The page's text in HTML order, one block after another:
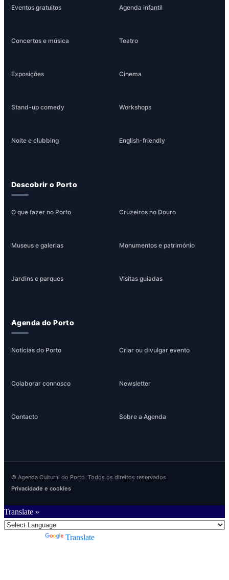
Eventos gratuitos Agenda infantil
Concertos e música Teatro
Exposições Cinema
Stand-up comedy Workshops
Noite e clubbing English-friendly
Descobrir o Porto
O que fazer no Porto Cruzeiros no Douro
Museus e galerias Monumentos e património
Jardins e parques Visitas guiadas
Agenda do Porto
Notícias do Porto Criar ou divulgar evento
Colaborar connosco Newsletter
Contacto Sobre a Agenda
© Agenda Cultural do Porto. Todos os direitos reservados.
Privacidade e cookies
Translate »
Translate